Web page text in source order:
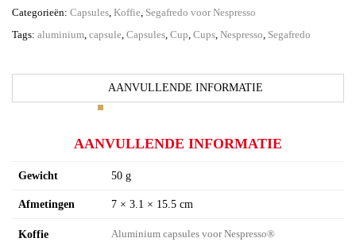
capsules
Categorieën: Capsules Koffie Segafredo voor Nespresso
Tags: aluminium capsule Capsules Cup Cups Nespresso Segafredo
AANVULLENDE INFORMATIE
AANVULLENDE INFORMATIE
Gewicht 50 g
Afmetingen 7 × 3.1 × 15.5 cm
Koffie Aluminium capsules voor Nespresso®